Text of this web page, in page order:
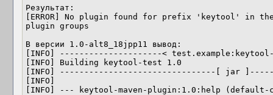
Результат:
[ERROR] No plugin found for prefix 'keytool' in
plugin groups
В версии 1.0-alt8_18jpp11 вывод:
[INFO] ---------------------<
[INFO] Building keytool-test 1.0
[INFO] --------------------------------[ jar
[INFO]
[INFO] --- keytool-maven-plugin:1.0:help